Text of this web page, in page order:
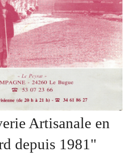
Artisanale en
depuis 1981"